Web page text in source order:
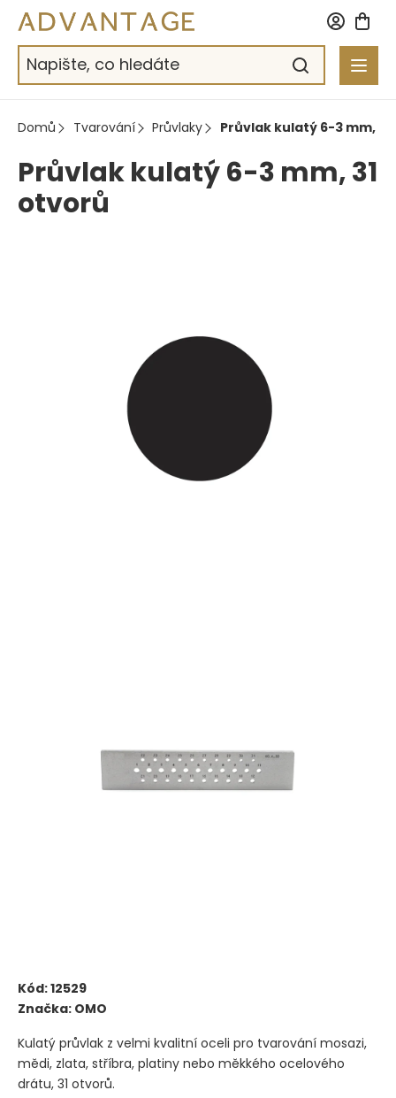
Přejít
obsah
Domů Tvarování Průvlaky Průvlak kulatý 6-3 mm,
Průvlak kulatý 6-3 mm, 31
otvorů
Kód:12529
Značka: OMO
Kulatý průvlak z velmi kvalitní oceli pro tvarování mosazi,
mědi, zlata, stříbra, platiny nebo měkkého ocelového
drátu, 31 otvorů.